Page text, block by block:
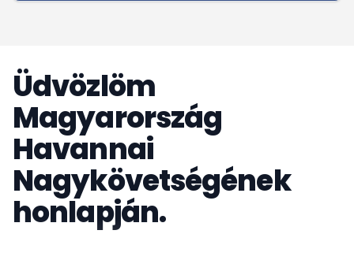
Üdvözlöm
Magyarország
Havannai
Nagykövetségének
honlapján.